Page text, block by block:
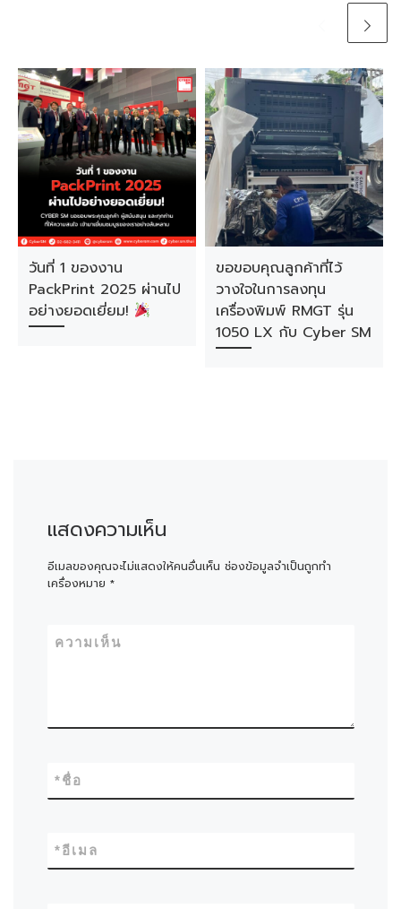
วันที่ 1 ของงาน
PackPrint 2025 ผ่านไป
อย่างยอดเยี่ยม!
ขอขอบคุณลูกค้าที่ไว้
วางใจในการลงทุน
เครื่องพิมพ์ RMGT รุ่น
1050 LX กับ Cyber SM
แสดงความเห็น
อีเมลของคุณจะไม่แสดงให้คนอื่นเห็น ช่องข้อมูลจำเป็นถูกทำ
เครื่องหมาย *
ความเห็น
ชื่อ
*
อีเมล
*